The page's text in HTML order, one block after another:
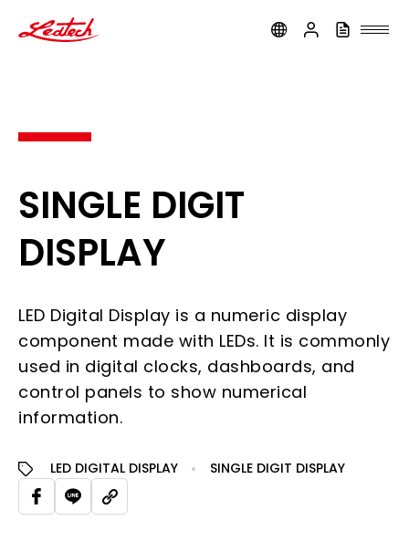
SINGLE DIGIT
DISPLAY
LED Digital Display is a numeric display
component made with LEDs. It is commonly
used in digital clocks, dashboards, and
control panels to show numerical
information.
LED DIGITAL DISPLAY SINGLE DIGIT DISPLAY